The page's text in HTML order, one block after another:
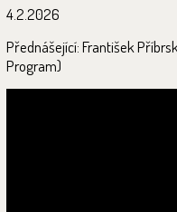
4.2.2026
Přednášející: František
Program)